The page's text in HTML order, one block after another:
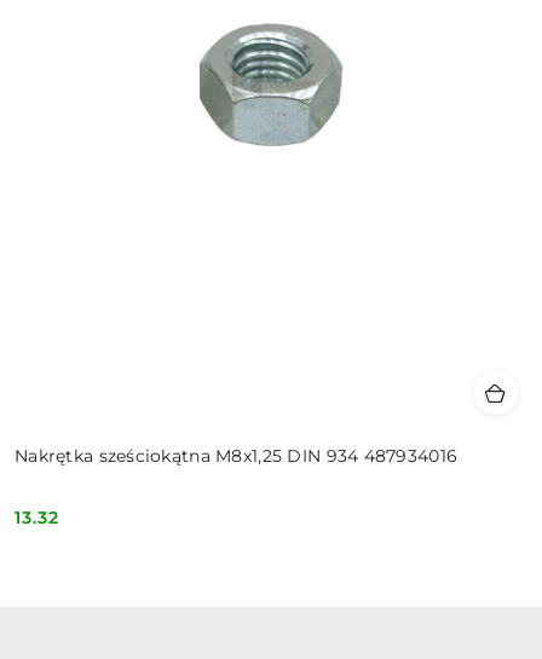
Nakrętka sześciokątna M8x1,25 DIN 934 487934016
Cena:
13.32